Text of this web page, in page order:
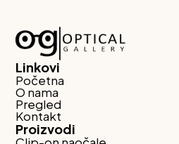
Linkovi
Početna
O nama
Pregled
Kontakt
Proizvodi